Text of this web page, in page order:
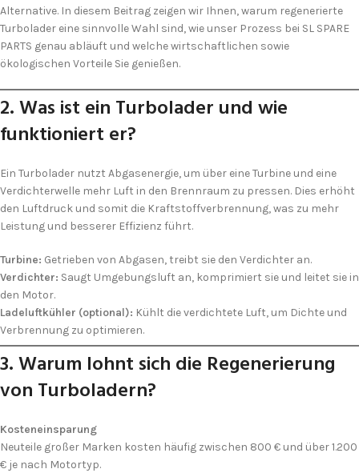
Alternative. In diesem Beitrag zeigen wir Ihnen, warum regenerierte
Turbolader eine sinnvolle Wahl sind, wie unser Prozess bei SL SPARE
PARTS genau abläuft und welche wirtschaftlichen sowie
ökologischen Vorteile Sie genießen.
2. Was ist ein Turbolader und wie
funktioniert er?
Ein Turbolader nutzt Abgas­energie, um über eine Turbine und eine
Verdichter­welle mehr Luft in den Brenn­raum zu pressen. Dies erhöht
den Luftdruck und somit die Kraftstoff­verbrennung, was zu mehr
Leistung und besserer Effizienz führt.
Turbine: Getrieben von Abgasen, treibt sie den Verdichter an.
Verdichter: Saugt Umgebungsluft an, komprimiert sie und leitet sie in
den Motor.
Ladeluft­kühler (optional): Kühlt die verdichtete Luft, um Dichte und
Verbrennung zu optimieren.
3. Warum lohnt sich die Regenerierung
von Turboladern?
Kosteneinsparung
Neuteile großer Marken kosten häufig zwischen 800 € und über 1.200
€ je nach Motor­typ.